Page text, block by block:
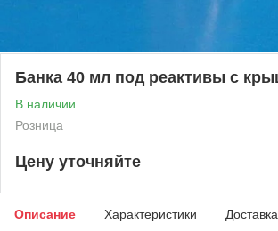
Банка 40 мл под реактивы с
В наличии
Розница
Цену уточняйте
Описание Характеристики Доставка